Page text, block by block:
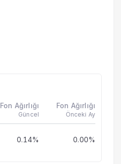
Fon Ağırlığı
Güncel
Fon Ağırlığı
Önceki Ay
0.14% 0.00%